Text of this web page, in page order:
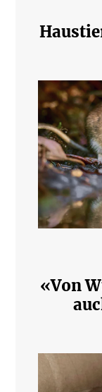
«Von